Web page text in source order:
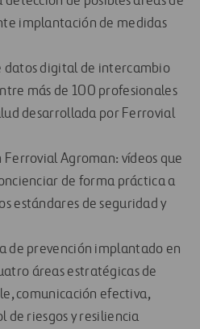
implantación de medidas
datos digital de intercambio
más de 100 profesionales
desarrollada por Ferrovial
Agroman: vídeos que
de forma práctica a
estándares de seguridad y
de prevención implantado en
áreas estratégicas de
comunicación efectiva,
de riesgos y resiliencia